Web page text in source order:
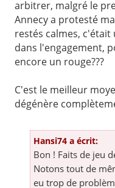
arbitrer, malgré le
Annecy a protesté
restés calmes,
dans l'engagement,
encore un rouge???
C'est le meilleur
dégénère
Hansi74 a écrit:
Bon ! Faits de jeu
Notons tout de
eu trop de